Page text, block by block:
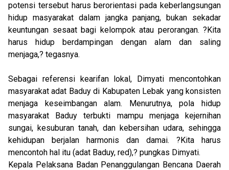
potensi tersebut harus berorientasi pada keberlangsungan
hidup masyarakat dalam jangka panjang, bukan sekadar
keuntungan sesaat bagi kelompok atau perorangan. ?Kita
harus hidup berdampingan dengan alam dan saling
menjaga,? tegasnya.
Sebagai referensi kearifan lokal, Dimyati mencontohkan
masyarakat adat Baduy di Kabupaten Lebak yang konsisten
menjaga keseimbangan alam. Menurutnya, pola hidup
masyarakat Baduy terbukti mampu menjaga kejernihan
sungai, kesuburan tanah, dan kebersihan udara, sehingga
kehidupan berjalan harmonis dan damai. ?Kita harus
mencontoh hal itu (adat Baduy, red),? pungkas Dimyati.
Kepala Pelaksana Badan Penanggulangan Bencana Daerah